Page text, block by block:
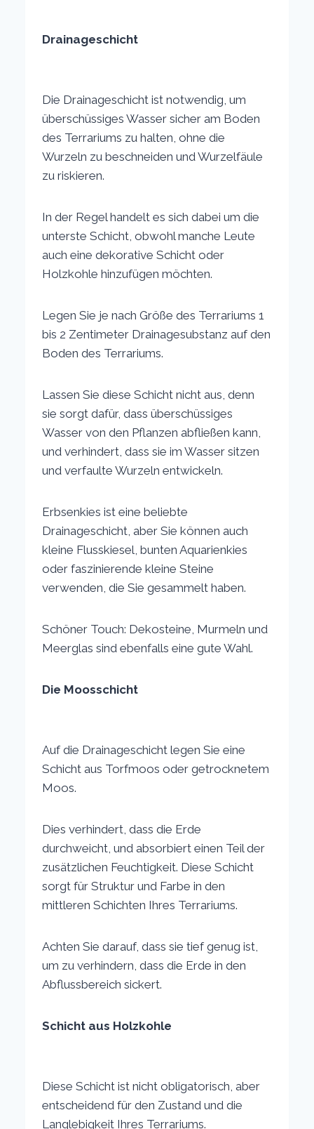
Drainageschicht
Die Drainageschicht ist notwendig, um
überschüssiges Wasser sicher am Boden
des Terrariums zu halten, ohne die
Wurzeln zu beschneiden und Wurzelfäule
zu riskieren.
In der Regel handelt es sich dabei um die
unterste Schicht, obwohl manche Leute
auch eine dekorative Schicht oder
Holzkohle hinzufügen möchten.
Legen Sie je nach Größe des Terrariums 1
bis 2 Zentimeter Drainagesubstanz auf den
Boden des Terrariums.
Lassen Sie diese Schicht nicht aus, denn
sie sorgt dafür, dass überschüssiges
Wasser von den Pflanzen abfließen kann,
und verhindert, dass sie im Wasser sitzen
und verfaulte Wurzeln entwickeln.
Erbsenkies ist eine beliebte
Drainageschicht, aber Sie können auch
kleine Flusskiesel, bunten Aquarienkies
oder faszinierende kleine Steine
verwenden, die Sie gesammelt haben.
Schöner Touch: Dekosteine, Murmeln und
Meerglas sind ebenfalls eine gute Wahl.
Die Moosschicht
Auf die Drainageschicht legen Sie eine
Schicht aus Torfmoos oder getrocknetem
Moos.
Dies verhindert, dass die Erde
durchweicht, und absorbiert einen Teil der
zusätzlichen Feuchtigkeit. Diese Schicht
sorgt für Struktur und Farbe in den
mittleren Schichten Ihres Terrariums.
Achten Sie darauf, dass sie tief genug ist,
um zu verhindern, dass die Erde in den
Abflussbereich sickert.
Schicht aus Holzkohle
Diese Schicht ist nicht obligatorisch, aber
entscheidend für den Zustand und die
Langlebigkeit Ihres Terrariums.